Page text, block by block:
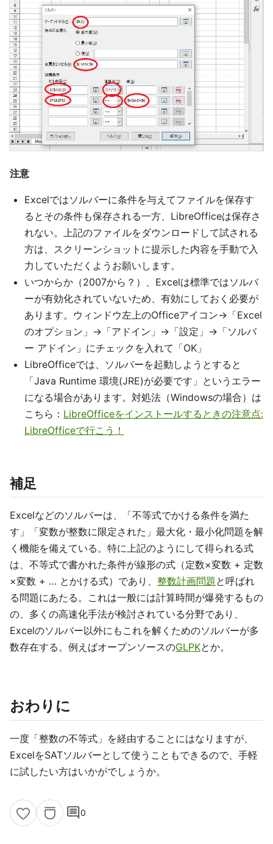
注意
Excelではソルバーに条件を与えてファイルを保存す
るとその条件も保存される一方、LibreOfficeは保存さ
れない。上記のファイルをダウンロードして試される
方は、スクリーンショットに提示した内容を手動で入
力していただくようお願いします。
いつからか（2007から？）、Excelは標準ではソルバ
ーが有効化されていないため、有効にしておく必要が
あります。ウィンドウ左上のOfficeアイコン→「Excel
のオプション」→「アドイン」→「設定」→「ソルバ
ー アドイン」にチェックを入れて「OK」
LibreOfficeでは、ソルバーを起動しようとすると
「Java Runtime 環境(JRE)が必要です」というエラー
になる場合があります。対処法（Windowsの場合）は
こちら： LibreOfficeをインストールするときの注意点:
LibreOfficeで行こう！
補足
Excelなどのソルバーは、「不等式でかける条件を満た
す」「変数が整数に限定された」最大化・最小化問題を解
く機能を備えている。特に上記のようにして得られる式
は、不等式で書かれた条件が線形の式（定数×変数 + 定数
×変数 + … とかける式）であり、 整数計画問題 と呼ばれ
る問題にあたる。これは一般には計算時間が爆発するもの
の、多くの高速化手法が検討されている分野であり、
Excelのソルバー以外にもこれを解くためのソルバーが多
数存在する。例えばオープンソースのGLPKとか。
おわりに
一度「整数の不等式」を経由することにはなりますが、
ExcelをSATソルバーとして使うこともできるので、手軽
に試したい方はいかがでしょうか。
comment0